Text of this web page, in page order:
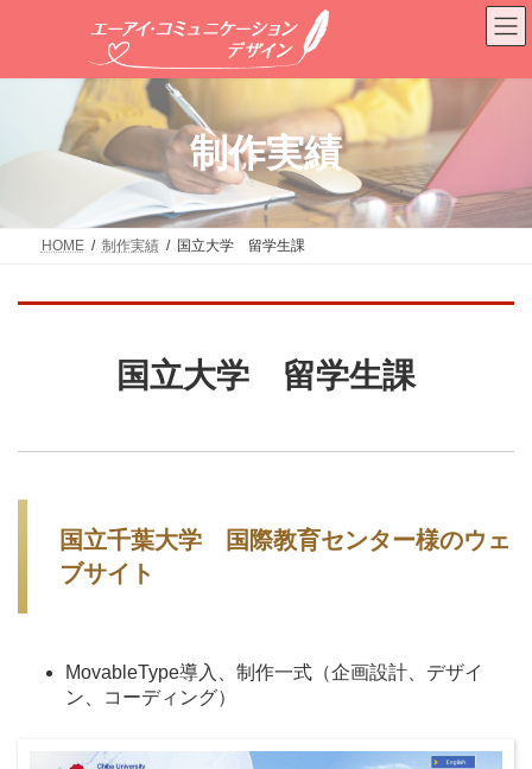
ン
ス
プ
ー
ン
動
制作実績
HOME 制作実績 国立大学 留学生課
国立大学 留学生課
国立千葉大学 国際教育センター様のウェ
ブサイト
MovableType導入、制作一式（企画設計、デザイ
ン、コーディング）